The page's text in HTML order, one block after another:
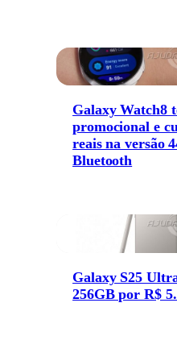
Galaxy Watch8
promocional e
reais na versão
Bluetooth
Galaxy S25
256GB por R$